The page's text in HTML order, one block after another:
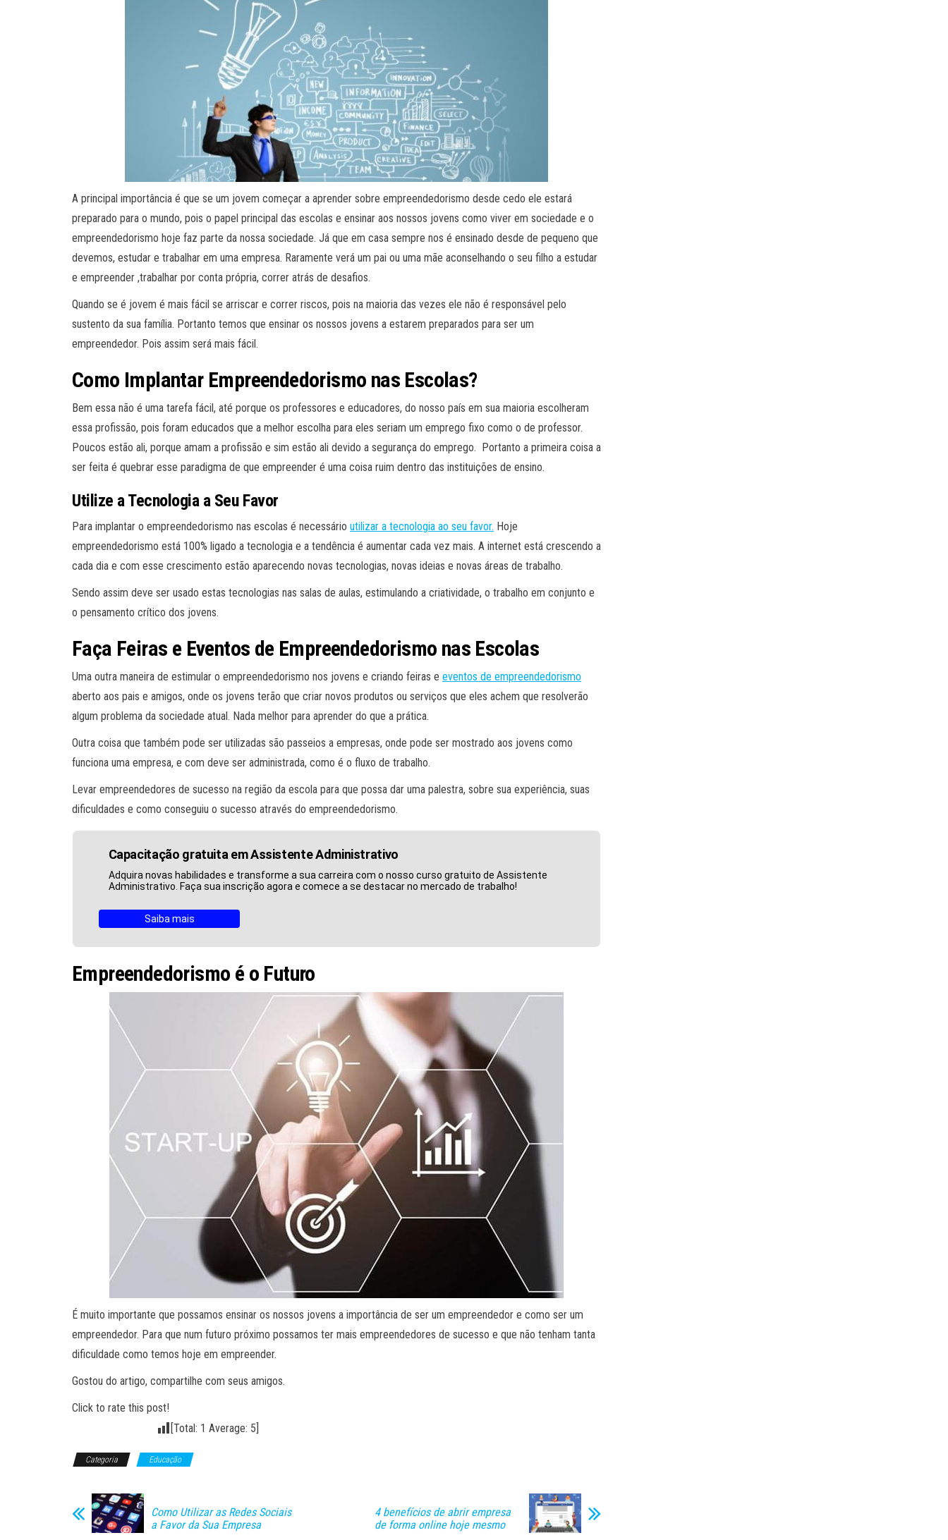
A principal importância é que se um jovem começar a aprender sobre empreendedorismo desde cedo ele estará
preparado para o mundo, pois o papel principal das escolas e ensinar aos nossos jovens como viver em sociedade e o
empreendedorismo hoje faz parte da nossa sociedade. Já que em casa sempre nos é ensinado desde de pequeno que
devemos, estudar e trabalhar em uma empresa. Raramente verá um pai ou uma mãe aconselhando o seu filho a estudar
e empreender ,trabalhar por conta própria, correr atrás de desafios.
Quando se é jovem é mais fácil se arriscar e correr riscos, pois na maioria das vezes ele não é responsável pelo
sustento da sua família. Portanto temos que ensinar os nossos jovens a estarem preparados para ser um
empreendedor. Pois assim será mais fácil.
Como Implantar Empreendedorismo nas Escolas?
Bem essa não é uma tarefa fácil, até porque os professores e educadores, do nosso país em sua maioria escolheram
essa profissão, pois foram educados que a melhor escolha para eles seriam um emprego fixo como o de professor.
Poucos estão ali, porque amam a profissão e sim estão ali devido a segurança do emprego. Portanto a primeira coisa a
ser feita é quebrar esse paradigma de que empreender é uma coisa ruim dentro das instituições de ensino.
Utilize a Tecnologia a Seu Favor
Para implantar o empreendedorismo nas escolas é necessário utilizar a tecnologia ao seu favor. Hoje
empreendedorismo está 100% ligado a tecnologia e a tendência é aumentar cada vez mais. A internet está crescendo a
cada dia e com esse crescimento estão aparecendo novas tecnologias, novas ideias e novas áreas de trabalho.
Sendo assim deve ser usado estas tecnologias nas salas de aulas, estimulando a criatividade, o trabalho em conjunto e
o pensamento crítico dos jovens.
Faça Feiras e Eventos de Empreendedorismo nas Escolas
Uma outra maneira de estimular o empreendedorismo nos jovens e criando feiras e eventos de empreendedorismo
aberto aos pais e amigos, onde os jovens terão que criar novos produtos ou serviços que eles achem que resolverão
algum problema da sociedade atual. Nada melhor para aprender do que a prática.
Outra coisa que também pode ser utilizadas são passeios a empresas, onde pode ser mostrado aos jovens como
funciona uma empresa, e com deve ser administrada, como é o fluxo de trabalho.
Levar empreendedores de sucesso na região da escola para que possa dar uma palestra, sobre sua experiência, suas
dificuldades e como conseguiu o sucesso através do empreendedorismo.
Capacitação gratuita em Assistente Administrativo
Adquira novas habilidades e transforme a sua carreira com o nosso curso gratuito de Assistente
Administrativo. Faça sua inscrição agora e comece a se destacar no mercado de trabalho!
Saiba mais
Empreendedorismo é o Futuro
É muito importante que possamos ensinar os nossos jovens a importância de ser um empreendedor e como ser um
empreendedor. Para que num futuro próximo possamos ter mais empreendedores de sucesso e que não tenham tanta
dificuldade como temos hoje em empreender.
Gostou do artigo, compartilhe com seus amigos.
Click to rate this post!
[Total: 1 Average: 5
Categoria Educação
Como Utilizar as Redes Sociais
a Favor da Sua Empresa
4 benefícios de abrir empresa
de forma online hoje mesmo